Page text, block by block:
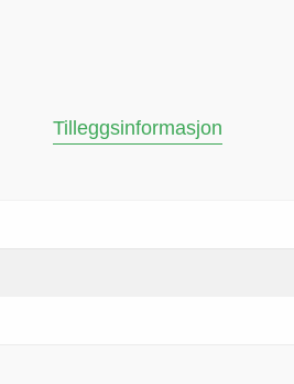
Tilleggsinformasjon